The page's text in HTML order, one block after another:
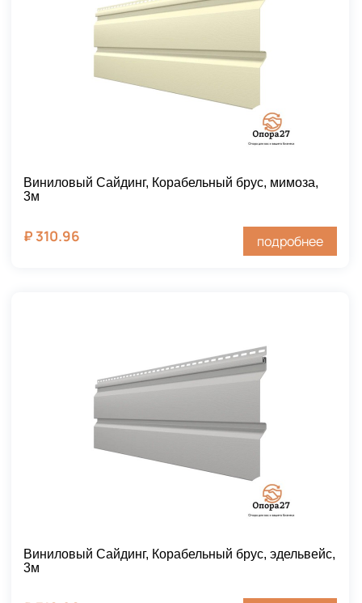
Виниловый Сайдинг, Корабельный брус, мимоза,
3м
₽ 310.96 подробнее
Виниловый Сайдинг, Корабельный брус, эдельвейс,
3м